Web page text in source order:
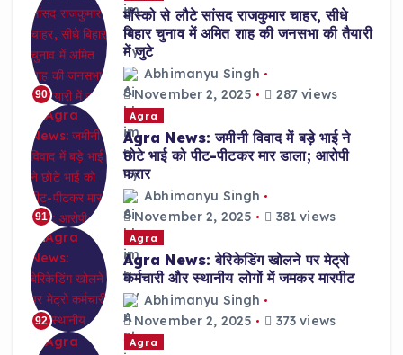
90
मॉस्को से लौटे सांसद राजकुमार चाहर, सीधे
बिहार चुनाव में अमित शाह की जनसभा की तैयारी
में जुटे
Abhimanyu Singh
November 2, 2025
287 views
91
Agra
Agra News: जमीनी विवाद में बड़े भाई ने
छोटे भाई को पीट-पीटकर मार डाला; आरोपी
फरार
Abhimanyu Singh
November 2, 2025
381 views
92
Agra
Agra News: बेरिकेडिंग खोलने पर मेट्रो
कर्मचारी और स्थानीय लोगों में जमकर मारपीट
Abhimanyu Singh
November 2, 2025
373 views
Agra